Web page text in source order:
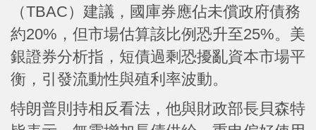
（TBAC）建議，國庫券應佔未償政府債務
約20%，但市場估算該比例恐升至25%。美
銀證券分析指，短債過剩恐擾亂資本市場平
衡，引發流動性與殖利率波動。
特朗普則持相反看法，他與財政部長貝森特